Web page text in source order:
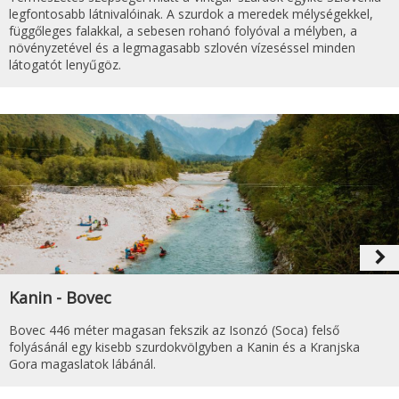
legfontosabb látnivalóinak. A szurdok a meredek mélységekkel,
függőleges falakkal, a sebesen rohanó folyóval a mélyben, a
növényzetével és a legmagasabb szlovén vízeséssel minden
látogatót lenyűgöz.
navigate_next
Kanin - Bovec
Bovec 446 méter magasan fekszik az Isonzó (Soca) felső
folyásánál egy kisebb szurdokvölgyben a Kanin és a Kranjska
Gora magaslatok lábánál.